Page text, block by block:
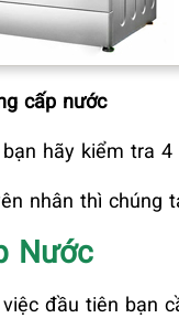
cấp nước
hãy kiểm tra
nhân thì
Nước
đầu tiên bạn